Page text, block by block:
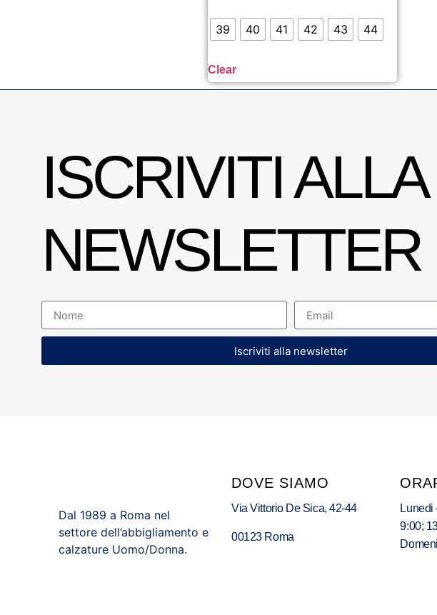
39 40 41 42 43 44
Clear
ISCRIVITI ALLA
NEWSLETTER
Iscriviti alla newsletter
Dal 1989 a Roma nel
settore dell’abbigliamento e
calzature Uomo/Donna.
DOVE SIAMO
Via Vittorio De Sica, 42-44
00123 Roma
Lunedi
9:00;